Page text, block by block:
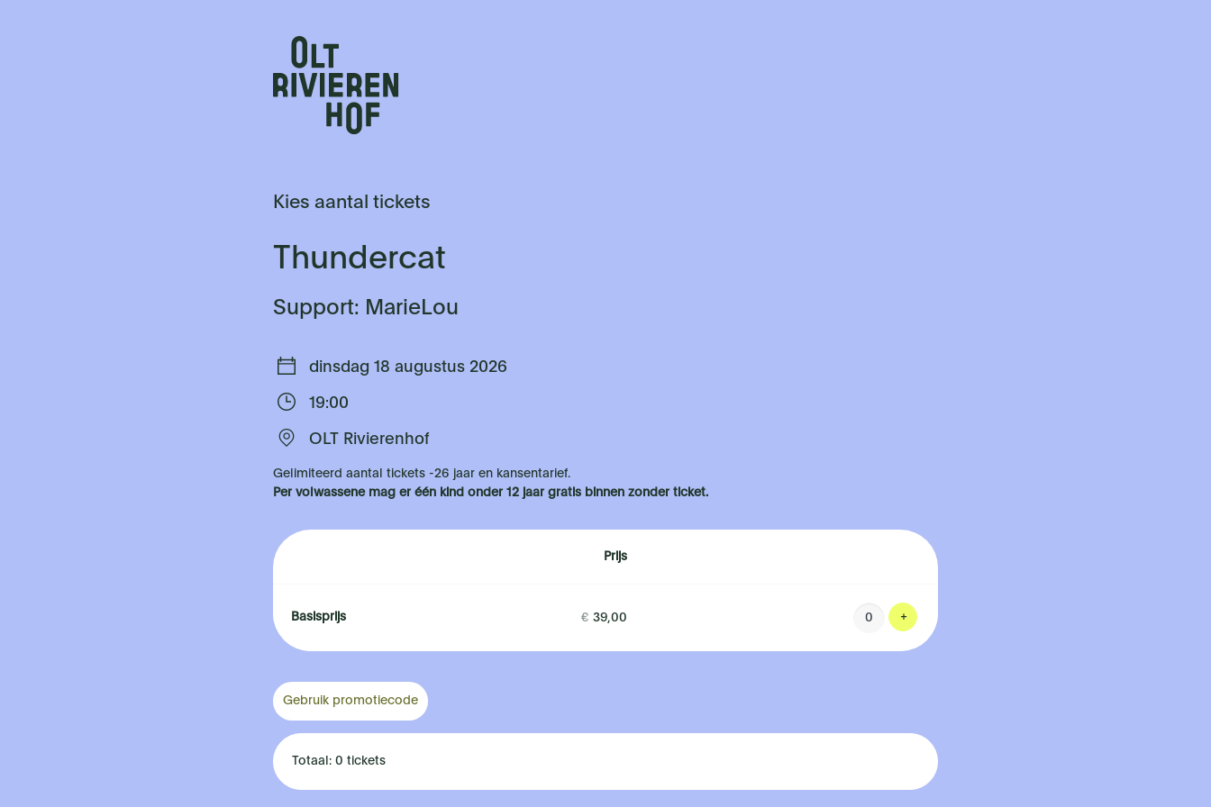
Kies aantal tickets
Thundercat
Support: MarieLou
dinsdag 18 augustus 2026
19:00
OLT Rivierenhof
Gelimiteerd aantal tickets -26 jaar en kansentarief.
Per volwassene mag er één kind onder 12 jaar gratis binnen zonder ticket.
Prijs
Basisprijs
€ 39,00 + Voeg ticket toe
Gebruik promotiecode
Totaal: 0 tickets